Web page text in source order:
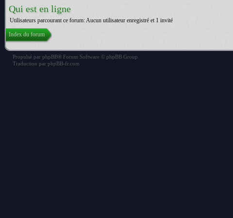
Qui est en ligne
Utilisateurs parcourant ce forum: Aucun utilisateur enregistré et 1 invité
Index du forum
Propulsé par phpBB® Forum Software © phpBB Group
Traduction par phpBB-fr.com